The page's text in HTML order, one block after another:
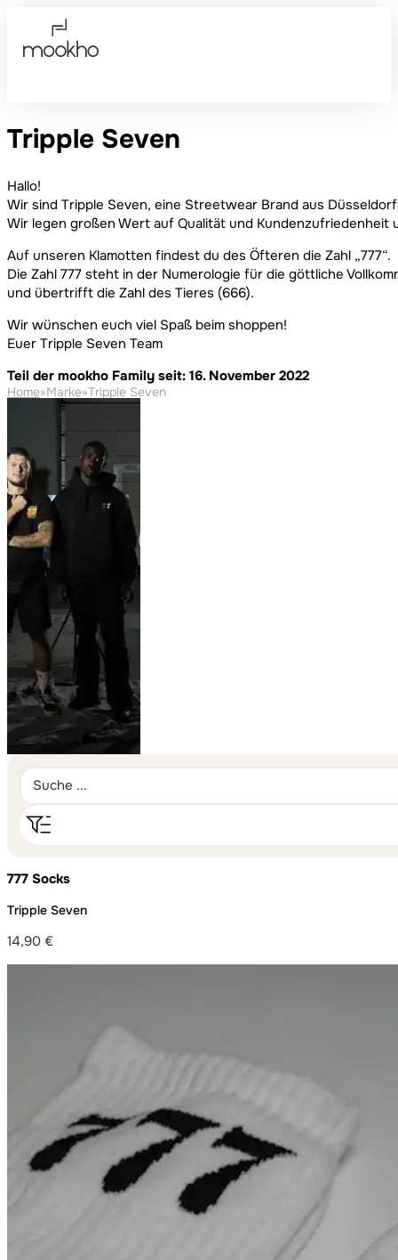
Tripple Seven
Hallo!
Wir sind Tripple Seven, eine Streetwear Brand aus
Wir legen großen Wert auf Qualität und
Auf unseren Klamotten findest du des Öfteren die Zahl „777“.
Die Zahl 777 steht in der Numerologie für die göttliche
und übertrifft die Zahl des Tieres (666).
Wir wünschen euch viel Spaß beim shoppen!
Euer Tripple Seven Team
Teil der mookho Family seit: 16. November 2022
Home»Marke»Tripple Seven
777 Socks
Tripple Seven
14,90 €